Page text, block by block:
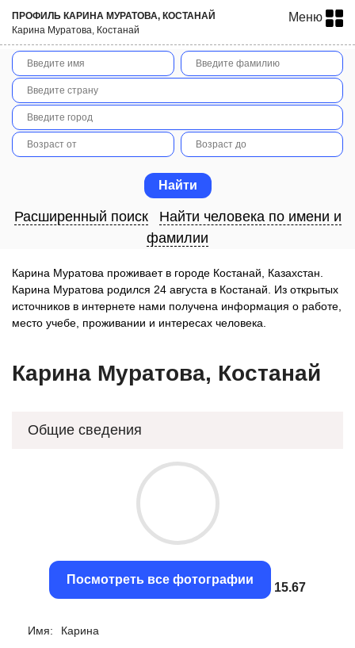
ПРОФИЛЬ КАРИНА МУРАТОВА, КОСТАНАЙ
Карина Муратова, Костанай
Меню
Расширенный поиск
Найти человека по имени и
фамилии
Карина Муратова проживает в городе Костанай, Казахстан.
Карина Муратова родился 24 августа в Костанай. Из открытых
источников в интернете нами получена информация о работе,
место учебе, проживании и интересах человека.
Карина Муратова, Костанай
Общие сведения
Посмотреть все фотографии
15.38
Имя:
Карина